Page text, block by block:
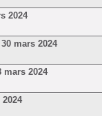
2024
mars 2024
2024